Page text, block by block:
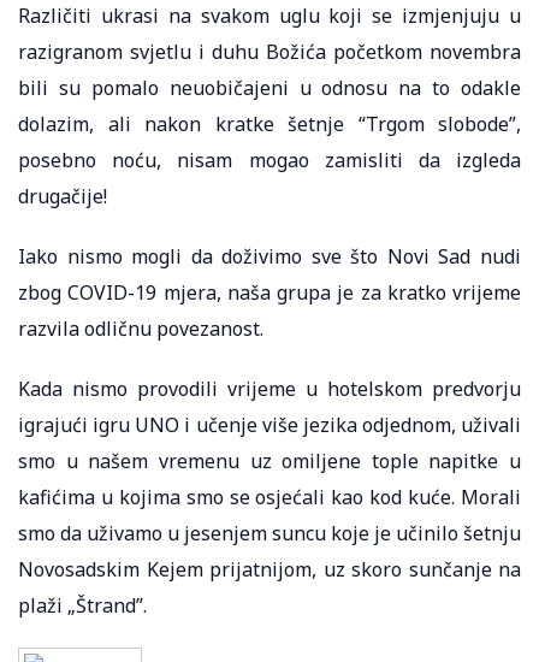
Različiti ukrasi na svakom uglu koji se izmjenjuju u
razigranom svjetlu i duhu Božića početkom novembra
bili su pomalo neuobičajeni u odnosu na to odakle
dolazim, ali nakon kratke šetnje “Trgom slobode”,
posebno noću, nisam mogao zamisliti da izgleda
drugačije!
Iako nismo mogli da doživimo sve što Novi Sad nudi
zbog COVID-19 mjera, naša grupa je za kratko vrijeme
razvila odličnu povezanost.
Kada nismo provodili vrijeme u hotelskom predvorju
igrajući igru ​​UNO i učenje više jezika odjednom, uživali
smo u našem vremenu uz omiljene tople napitke u
kafićima u kojima smo se osjećali kao kod kuće. Morali
smo da uživamo u jesenjem suncu koje je učinilo šetnju
Novosadskim Kejem prijatnijom, uz skoro sunčanje na
plaži „Štrand”.